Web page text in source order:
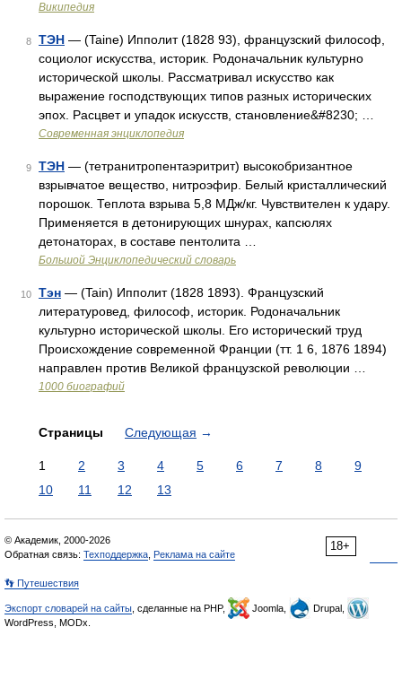
Википедия
8 ТЭН — (Taine) Ипполит (1828 93), французский философ,
социолог искусства, историк. Родоначальник культурно
исторической школы. Рассматривал искусство как
выражение господствующих типов разных исторических
эпох. Расцвет и упадок искусств, становление&#8230; …
Современная энциклопедия
9 ТЭН — (тетранитропентаэритрит) высокобризантное
взрывчатое вещество, нитроэфир. Белый кристаллический
порошок. Теплота взрыва 5,8 МДж/кг. Чувствителен к удару.
Применяется в детонирующих шнурах, капсюлях
детонаторах, в составе пентолита …
Большой Энциклопедический словарь
10 Тэн — (Tain) Ипполит (1828 1893). Французский
литературовед, философ, историк. Родоначальник
культурно исторической школы. Его исторический труд
Происхождение современной Франции (тт. 1 6, 1876 1894)
направлен против Великой французской революции …
1000 биографий
Страницы Следующая →
1 2 3 4 5 6 7 8
9
10
11 12 13
18+
© Академик, 2000-2026
Обратная связь: Техподдержка Реклама на сайте
👣 Путешествия
Экспорт словарей на сайты , сделанные на PHP, Joomla,
Drupal,
WordPress, MODx.